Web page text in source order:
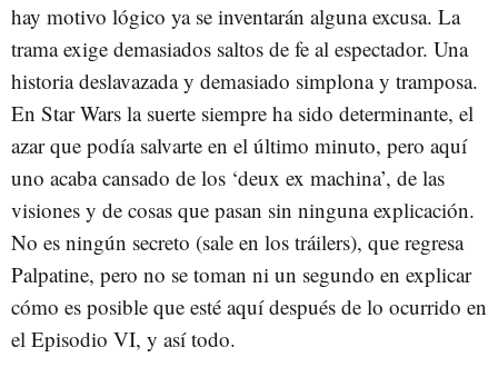
hay motivo lógico ya se inventarán alguna excusa. La
trama exige demasiados saltos de fe al espectador. Una
historia deslavazada y demasiado simplona y tramposa.
En Star Wars la suerte siempre ha sido determinante, el
azar que podía salvarte en el último minuto, pero aquí
uno acaba cansado de los ‘deux ex machina’, de las
visiones y de cosas que pasan sin ninguna explicación.
No es ningún secreto (sale en los tráilers), que regresa
Palpatine, pero no se toman ni un segundo en explicar
cómo es posible que esté aquí después de lo ocurrido en
el Episodio VI, y así todo.